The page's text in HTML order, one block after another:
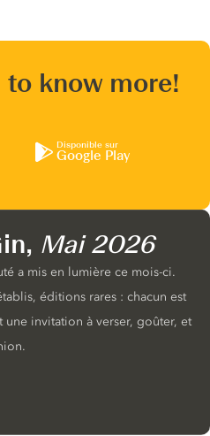
know more!
Disponible sur
Google Play
Mai 2026
a mis en lumière ce mois-ci.
éditions rares : chacun est
une invitation à verser, goûter, et